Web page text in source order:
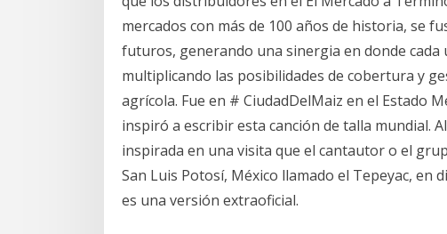
mercados con más de 100 años de historia, se
futuros, generando una sinergia en donde
multiplicando las posibilidades de cobertura y
agrícola. Fue en # CiudadDelMaiz en el Estado
inspiró a escribir esta canción de talla mundial.
inspirada en una visita que el cantautor o el
San Luis Potosí, México llamado el Tepeyac, en
es una versión extraoficial.